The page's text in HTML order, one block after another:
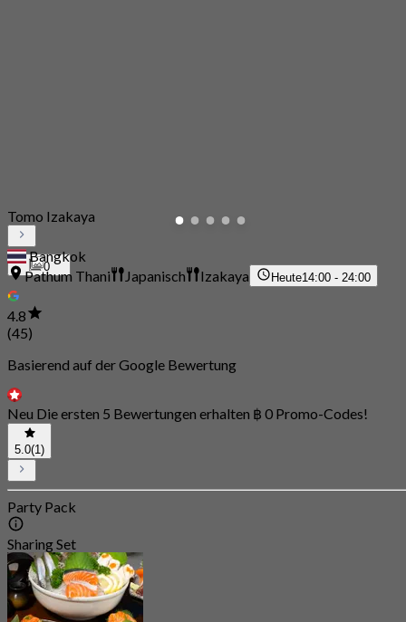
0
Tomo Izakaya
Bangkok
Pathum Thani
Japanisch Izakaya Heute14:00 - 24:00
4.8
(45)
Basierend auf der Google Bewertung
Neu Die ersten 5 Bewertungen erhalten ฿ 0 Promo-Codes!
5.0(1)
Party Pack
Sharing Set